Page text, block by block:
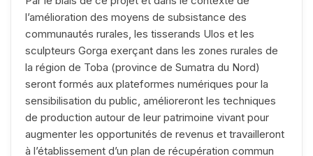
l’amélioration des moyens de subsistance des
communautés rurales, les tisserands Ulos et les
sculpteurs Gorga exerçant dans les zones rurales de
la région de Toba (province de Sumatra du Nord)
seront formés aux plateformes numériques pour la
sensibilisation du public, amélioreront les techniques
de production autour de leur patrimoine vivant pour
augmenter les opportunités de revenus et travailleront
à l’établissement d’un plan de récupération commun